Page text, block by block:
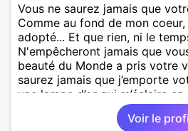
Vous ne saurez jamais que
Comme au fond de mon
adopté... Et que rien, ni le
N'empêcheront jamais que
beauté du Monde a pris votre
saurez jamais que j’emporte
une lampe d’or qui m’éclaire en
Voir le